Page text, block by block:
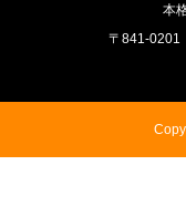
本
〒841-0201